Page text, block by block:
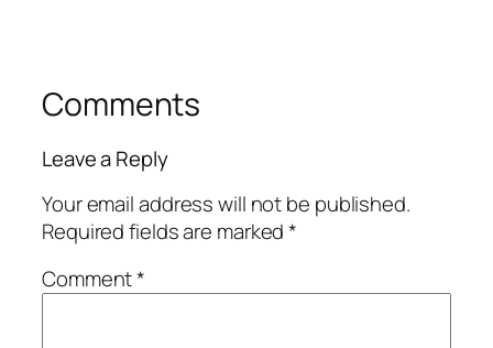
Comments
Leave a Reply
Your email address will not be published.
Required fields are marked*
Comment*